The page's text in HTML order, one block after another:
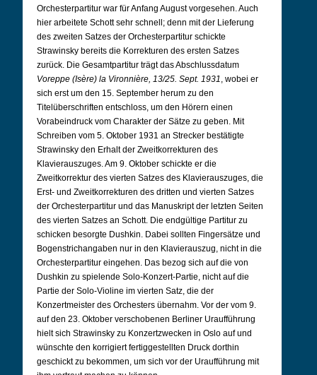
Orchesterpartitur war für Anfang August vorgesehen. Auch
hier arbeitete Schott sehr schnell; denn mit der Lieferung
des zweiten Satzes der Orchesterpartitur schickte
Strawinsky bereits die Korrekturen des ersten Satzes
zurück. Die Gesamtpartitur trägt das Abschlussdatum
Voreppe (Isère) la Vironnière, 13/25. Sept. 1931, wobei er
sich erst um den 15. September herum zu den
Titelüberschriften entschloss, um den Hörern einen
Vorabeindruck vom Charakter der Sätze zu geben. Mit
Schreiben vom 5. Oktober 1931 an Strecker bestätigte
Strawinsky den Erhalt der Zweitkorrekturen des
Klavierauszuges. Am 9. Oktober schickte er die
Zweitkorrektur des vierten Satzes des Klavierauszuges, die
Erst- und Zweitkorrekturen des dritten und vierten Satzes
der Orchesterpartitur und das Manuskript der letzten Seiten
des vierten Satzes an Schott. Die endgültige Partitur zu
schicken besorgte Dushkin. Dabei sollten Fingersätze und
Bogenstrichangaben nur in den Klavierauszug, nicht in die
Orchesterpartitur eingehen. Das bezog sich auf die von
Dushkin zu spielende Solo-Konzert-Partie, nicht auf die
Partie der Solo-Violine im vierten Satz, die der
Konzertmeister des Orchesters übernahm. Vor der vom 9.
auf den 23. Oktober verschobenen Berliner Uraufführung
hielt sich Strawinsky zu Konzertzwecken in Oslo auf und
wünschte den korrigiert fertiggestellten Druck dorthin
geschickt zu bekommen, um sich vor der Uraufführung mit